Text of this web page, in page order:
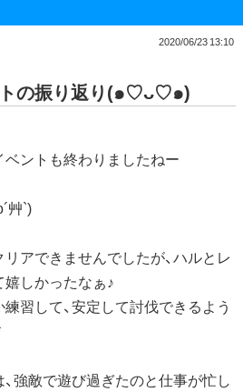
2020/06/23 13:10
トの振り返り(๑♡ᴗ♡๑)
ントも終わりましたねー
艸`)
アできませんでしたが、ハルとレ
しかったなぁ♪
習して、安定して討伐できるよう
強敵で遊び過ぎたのと仕事が忙し